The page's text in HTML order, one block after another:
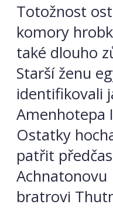
Totožnost
komory
také dlouho
Starší ženu
identifikovali
Amenhotepa
Ostatky
patřit
Achnatonovu
bratrovi